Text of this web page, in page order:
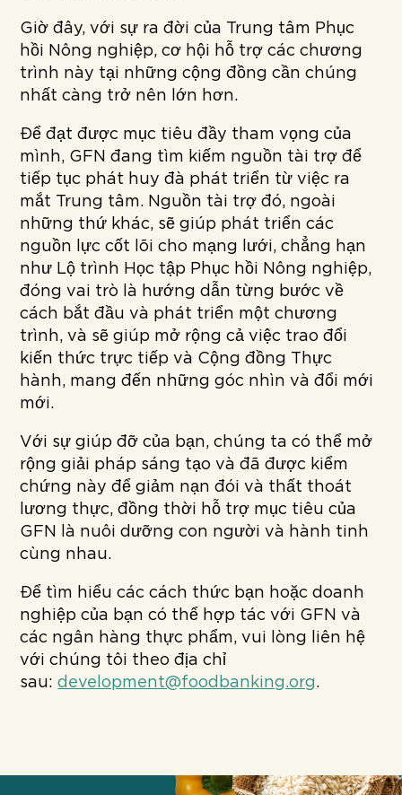
Giờ đây, với sự ra đời của Trung tâm Phục
hồi Nông nghiệp, cơ hội hỗ trợ các chương
trình này tại những cộng đồng cần chúng
nhất càng trở nên lớn hơn.
Để đạt được mục tiêu đầy tham vọng của
mình, GFN đang tìm kiếm nguồn tài trợ để
tiếp tục phát huy đà phát triển từ việc ra
mắt Trung tâm. Nguồn tài trợ đó, ngoài
những thứ khác, sẽ giúp phát triển các
nguồn lực cốt lõi cho mạng lưới, chẳng hạn
như Lộ trình Học tập Phục hồi Nông nghiệp,
đóng vai trò là hướng dẫn từng bước về
cách bắt đầu và phát triển một chương
trình, và sẽ giúp mở rộng cả việc trao đổi
kiến thức trực tiếp và Cộng đồng Thực
hành, mang đến những góc nhìn và đổi mới
mới.
Với sự giúp đỡ của bạn, chúng ta có thể mở
rộng giải pháp sáng tạo và đã được kiểm
chứng này để giảm nạn đói và thất thoát
lương thực, đồng thời hỗ trợ mục tiêu của
GFN là nuôi dưỡng con người và hành tinh
cùng nhau.
Để tìm hiểu các cách thức bạn hoặc doanh
nghiệp của bạn có thể hợp tác với GFN và
các ngân hàng thực phẩm, vui lòng liên hệ
với chúng tôi theo địa chỉ
sau:development@foodbanking.org.